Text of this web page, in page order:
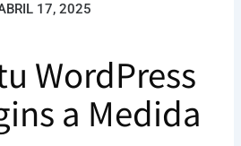
17, 2025
WordPress
a Medida